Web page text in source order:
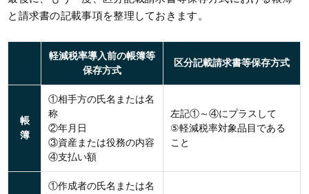
と請求書の記載事項を整理しておきます。
軽減税率導入前の帳簿等
保存方式
区分記載請求書等保存方式
帳
簿
①相手方の氏名または名
称
②年月日
③資産または役務の内容
④支払い額
左記①～④にプラスして
⑤軽減税率対象品目である
こと
①作成者の氏名または名